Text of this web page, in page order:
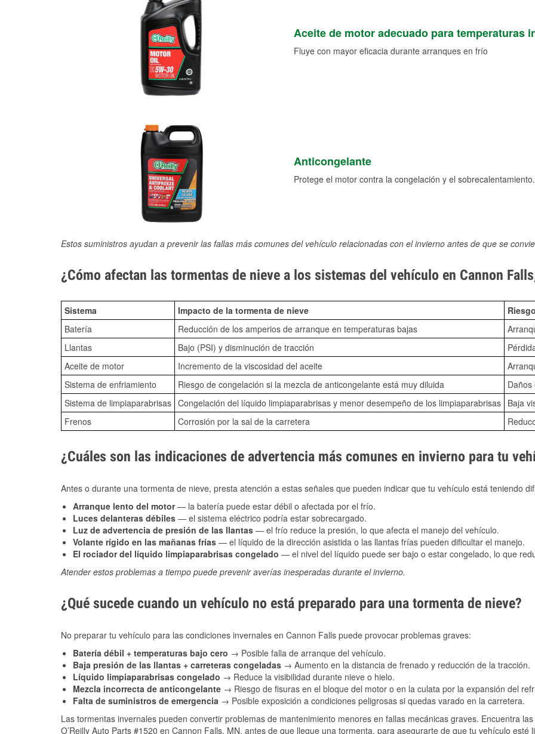
Aceite de motor adecuado para temperaturas
Fluye con mayor eficacia durante arranques en frío
Anticongelante
Protege el motor contra la congelación y el sobrecalentamiento.
Estos suministros ayudan a prevenir las fallas más comunes del vehículo relacionadas con el invierno antes de que se
¿Cómo afectan las tormentas de nieve a los sistemas del vehículo en Cannon
Sistema Impacto de la tormenta de nieve
Batería
Reducción de los amperios de arranque en temperaturas bajas
Llantas
Bajo (PSI) y disminución de tracción
Aceite de motor
Incremento de la viscosidad del aceite
Sistema de enfriamiento
Riesgo de congelación si la mezcla de anticongelante está muy diluida
Sistema de limpiaparabrisas Congelación del líquido limpiaparabrisas y menor desempeño de los limpiaparabrisas Baja
Frenos
Corrosión por la sal de la carretera
¿Cuáles son las indicaciones de advertencia más comunes en invierno para tu
Antes o durante una tormenta de nieve, presta atención a estas señales que pueden indicar que tu vehículo está teniendo
Arranque lento del motor— la batería puede estar débil o afectada por el frío.
Luces delanteras débiles — el sistema eléctrico podría estar sobrecargado.
Luz de advertencia de presión de las llantas — el frío reduce la presión, lo que afecta el manejo del vehículo.
Volante rígido en las mañanas frías — el líquido de la dirección asistida o las llantas frías pueden dificultar el manejo.
El rociador del líquido limpiaparabrisas congelado — el nivel del líquido puede ser bajo o estar congelado, lo que
Atender estos problemas a tiempo puede prevenir averías inesperadas durante el invierno.
¿Qué sucede cuando un vehículo no está preparado para una tormenta de nieve?
No preparar tu vehículo para las condiciones invernales en Cannon Falls puede provocar problemas graves:
Batería débil + temperaturas bajo cero → Posible falla de arranque del vehículo.
Baja presión de las llantas + carreteras congeladas → Aumento en la distancia de frenado y reducción de la tracción.
Líquido limpiaparabrisas congelado → Reduce la visibilidad durante nieve o hielo.
Mezcla incorrecta de anticongelante → Riesgo de fisuras en el bloque del motor o en la culata por la expansión del
Falta de suministros de emergencia → Posible exposición a condiciones peligrosas si quedas varado en la carretera.
Las tormentas invernales pueden convertir problemas de mantenimiento menores en fallas mecánicas graves. Encuentra
O’Reilly Auto Parts #1520 en Cannon Falls, MN, antes de que llegue una tormenta, para asegurarte de que tu vehículo esté